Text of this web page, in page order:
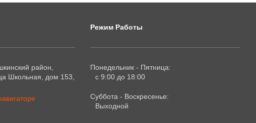
район,
Школьная, дом 153,
Режим Работы
Понедельник - Пятница:
с 9:00 до 18:00
Суббота - Воскресенье:
Выходной